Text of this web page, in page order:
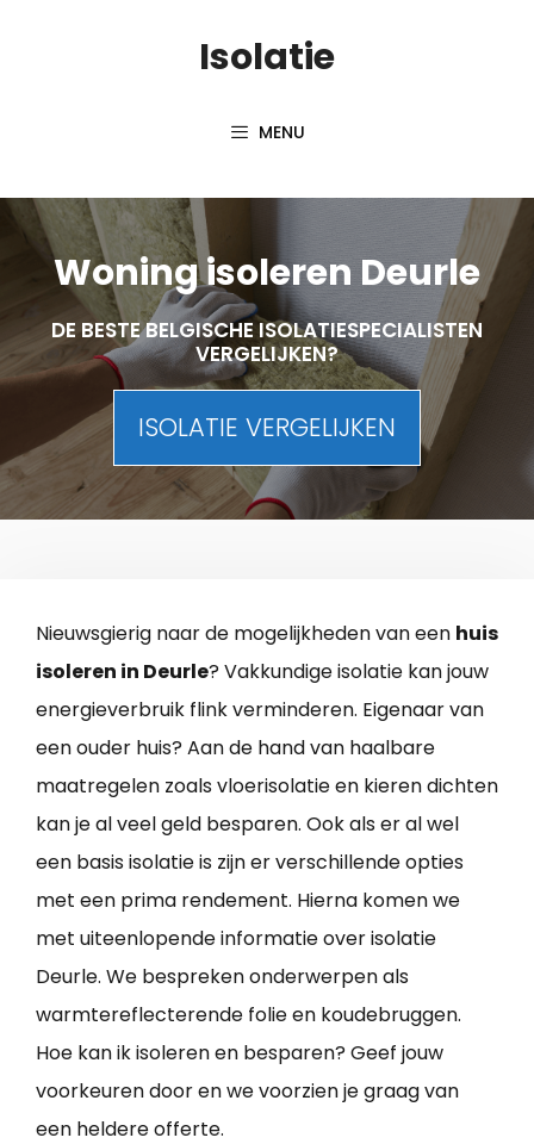
Isolatie
MENU
Woning isoleren Deurle
DE BESTE BELGISCHE ISOLATIESPECIALISTEN
VERGELIJKEN?
ISOLATIE VERGELIJKEN
Nieuwsgierig naar de mogelijkheden van een huis
isoleren in Deurle? Vakkundige isolatie kan jouw
energieverbruik flink verminderen. Eigenaar van
een ouder huis? Aan de hand van haalbare
maatregelen zoals vloerisolatie en kieren dichten
kan je al veel geld besparen. Ook als er al wel
een basis isolatie is zijn er verschillende opties
met een prima rendement. Hierna komen we
met uiteenlopende informatie over isolatie
Deurle. We bespreken onderwerpen als
warmtereflecterende folie en koudebruggen.
Hoe kan ik isoleren en besparen? Geef jouw
voorkeuren door en we voorzien je graag van
een heldere offerte.